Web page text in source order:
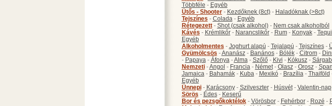
Többféle - Egyéb
Ütős - Shooter- Kezdőknek (8ct)- Haladóknak (>8ct)
Tejszínes - Colada- Egyéb
Rétegezett- Shot (csak alkohol)- Nem csak alkoholból
Kávés - Krémlikőr- Narancslikőr- Rum- Konyak-
Egyéb
Alkoholmentes - Joghurt alapú - Tejalapú - Tejszínes-
Gyümölcsös -Ananász- Banános- Bólék- Citrom-
- Papaya- Áfonya-Alma- Szőlő- Kivi - Kókusz-
Nemzeti-Angol - Francia- Német- Olasz- Orosz-
Jamaica- Bahamák- Kuba- Mexikó- Brazília- Thaiföld
Egyéb
Ünnepi- Karácsony- Szilveszter- Húsvét- Valentin-nap
Sörös - Édes- Keserű
Bor és pezsgőkoktélok- Vörösbor- Fehérbor- Rozé -